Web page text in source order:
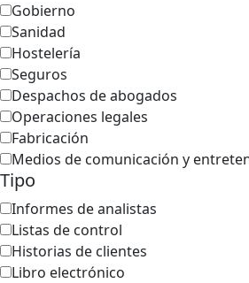
Gobierno
Sanidad
Hostelería
Seguros
Despachos de abogados
Operaciones legales
Fabricación
Medios de comunicación y
Tipo
Informes de analistas
Listas de control
Historias de clientes
Libro electrónico